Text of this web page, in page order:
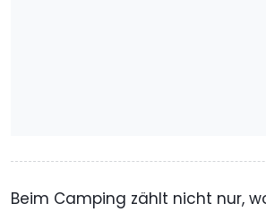
Beim Camping zählt nicht nur,